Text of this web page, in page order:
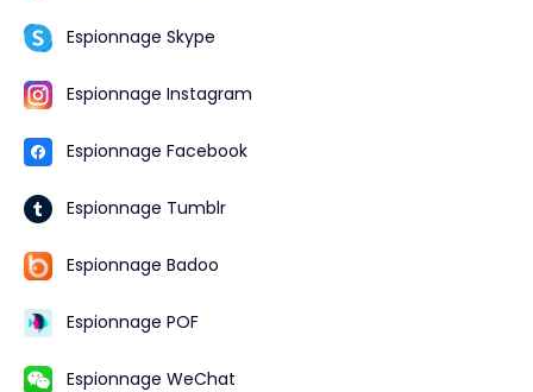
Espionnage Skype
Espionnage Instagram
Espionnage Facebook
Espionnage Tumblr
Espionnage Badoo
Espionnage POF
Espionnage WeChat